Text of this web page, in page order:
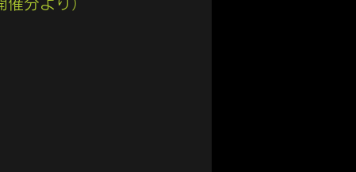
分より）